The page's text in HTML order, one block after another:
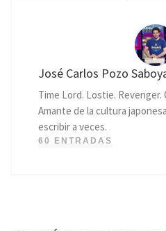
José Carlos Pozo
Time Lord. Lostie.
Amante de la cultura
escribir a veces.
60 ENTRADAS